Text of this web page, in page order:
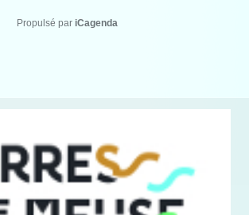
Propulsé par iCagenda